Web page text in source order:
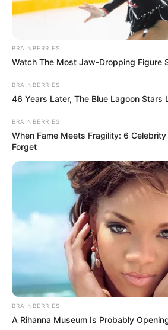
granadilla, lapitayay elplátano
.
llegaron en buena cantidad y
se estabilizaran e incluso
anteriores. Para las familias que
y accesibles, las hortalizas de hoja
BRAINBERRIES
Watch The Most Jaw‑Dropping Figure
BRAINBERRIES
46 Years Later, The Blue Lagoon Stars
BRAINBERRIES
When Fame Meets Fragility: 6
Forget
BRAINBERRIES
A Rihanna Museum Is Probably